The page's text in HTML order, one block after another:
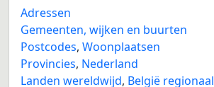
Adressen
Gemeenten, wijken en buurten
Postcodes, Woonplaatsen
Provincies, Nederland
Landen wereldwijd, België regionaal